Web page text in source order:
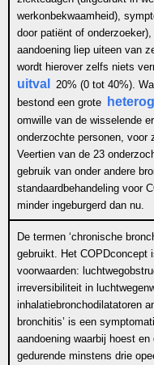
werkonbekwaamheid),
door patiënt of
aandoening liep uiteen van
wordt hierover zelfs niets
uitval
20% (0 tot 40%).
bestond een grote
omwille van de wisselende
onderzochte personen, voor
Veertien van de 23
gebruik van onder andere
standaardbehandeling voor
minder ingeburgerd dan nu.
De termen ‘chronische
gebruikt. Het COPDconcept
voorwaarden:
irreversibiliteit in
inhalatiebronchodilatatoren
bronchitis’ is een
aandoening waarbij hoest
gedurende minstens drie